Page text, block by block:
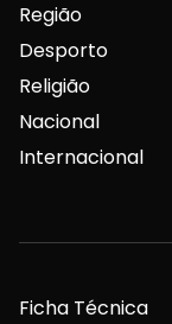
Região
Desporto
Religião
Nacional
Internacional
Ficha Técnica